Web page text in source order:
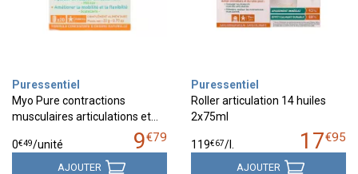
Puressentiel
Myo Pure contractions
musculaires articulations et…
9€79
0€49/unité
AJOUTER
Puressentiel
Roller articulation 14 huiles
2x75ml
17€95
119€67/
AJOUTER